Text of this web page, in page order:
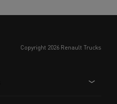
copyright 2026 Renault Trucks